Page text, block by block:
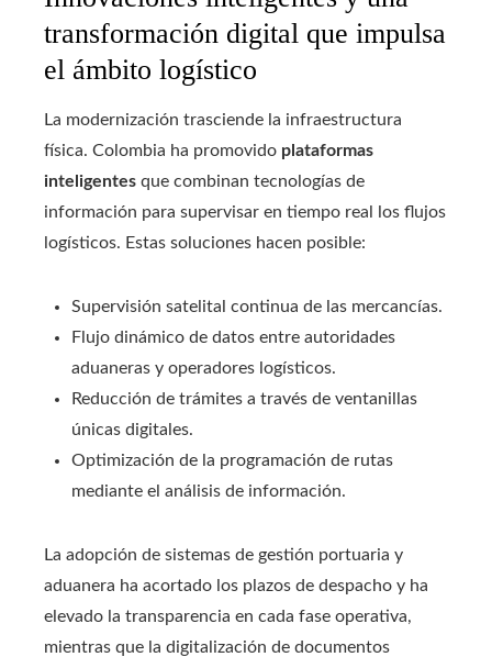
transformación digital que impulsa
el ámbito logístico
La modernización trasciende la infraestructura
física. Colombia ha promovido plataformas
inteligentes que combinan tecnologías de
información para supervisar en tiempo real los flujos
logísticos. Estas soluciones hacen posible:
Supervisión satelital continua de las mercancías.
Flujo dinámico de datos entre autoridades
aduaneras y operadores logísticos.
Reducción de trámites a través de ventanillas
únicas digitales.
Optimización de la programación de rutas
mediante el análisis de información.
La adopción de sistemas de gestión portuaria y
aduanera ha acortado los plazos de despacho y ha
elevado la transparencia en cada fase operativa,
mientras que la digitalización de documentos